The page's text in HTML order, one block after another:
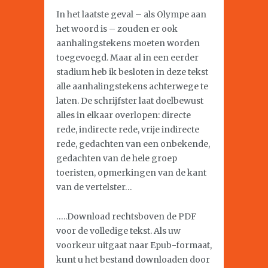
In het laatste geval – als Olympe aan
het woord is – zouden er ook
aanhalingstekens moeten worden
toegevoegd. Maar al in een eerder
stadium heb ik besloten in deze tekst
alle aanhalingstekens achterwege te
laten. De schrijfster laat doelbewust
alles in elkaar overlopen: directe
rede, indirecte rede, vrije indirecte
rede, gedachten van een onbekende,
gedachten van de hele groep
toeristen, opmerkingen van de kant
van de vertelster…
…..Download rechtsboven de PDF
voor de volledige tekst. Als uw
voorkeur uitgaat naar Epub-formaat,
kunt u het bestand downloaden door